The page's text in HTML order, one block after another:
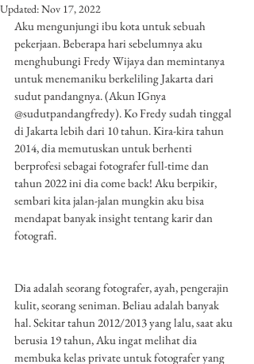
Updated:Nov 17, 2022
Aku mengunjungi ibu kota untuk sebuah
pekerjaan. Beberapa hari sebelumnya aku
menghubungi Fredy Wijaya dan memintanya
untuk menemaniku berkeliling Jakarta dari
sudut pandangnya. (Akun IGnya
@sudutpandangfredy). Ko Fredy sudah tinggal
di Jakarta lebih dari 10 tahun. Kira-kira tahun
2014, dia memutuskan untuk berhenti
berprofesi sebagai fotografer full-time dan
tahun 2022 ini dia come back! Aku berpikir,
sembari kita jalan-jalan mungkin aku bisa
mendapat banyak insight tentang karir dan
fotografi.
Dia adalah seorang fotografer, ayah, pengerajin
kulit, seorang seniman. Beliau adalah banyak
hal. Sekitar tahun 2012/2013 yang lalu, saat aku
berusia 19 tahun, Aku ingat melihat dia
membuka kelas private untuk fotografer yang